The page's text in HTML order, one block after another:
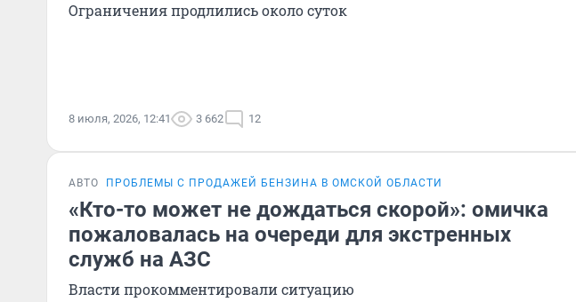
Ограничения продлились около суток
8 июля, 2026, 12:41 3 662 12
АВТО ПРОБЛЕМЫ С ПРОДАЖЕЙ БЕНЗИНА В ОМСКОЙ ОБЛАСТИ
«Кто-то может не дождаться скорой»: омичка
пожаловалась на очереди для экстренных
служб на АЗС
Власти прокомментировали ситуацию